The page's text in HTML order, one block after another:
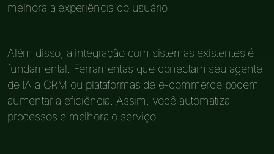
melhora a experiência do usuário.
Além disso, a integração com sistemas existentes é
fundamental. Ferramentas que conectam seu agente
de IA a CRM ou plataformas de e-commerce podem
aumentar a eficiência. Assim, você automatiza
processos e melhora o serviço.